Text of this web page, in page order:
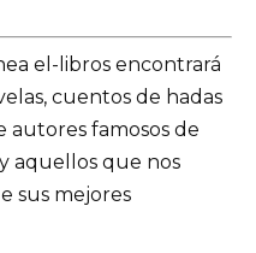
el-libros encontrará
cuentos de hadas
autores famosos de
aquellos que nos
sus mejores